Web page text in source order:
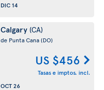
DIC 14
Calgary (CA)
de Punta Cana(DO)
US $456
Tasas e imptos. incl.
OCT 26